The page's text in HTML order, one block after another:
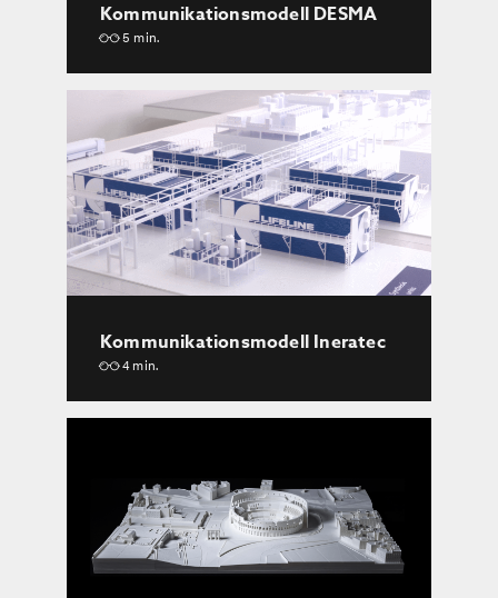
Kommunikationsmodell DESMA
5 min.
Kommunikationsmodell Ineratec
4 min.